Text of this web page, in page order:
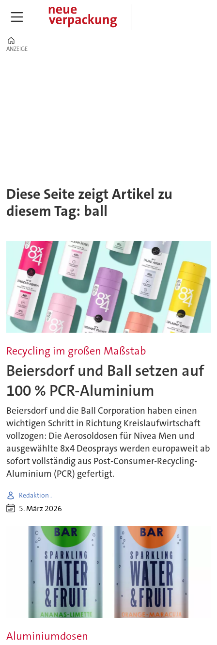
ANZEIGE
ANZEIGE
Diese Seite zeigt Artikel zu
diesem Tag: ball
Recycling im großen Maßstab
Beiersdorf und Ball setzen auf
100 % PCR-Aluminium
Beiersdorf und die Ball Corporation haben einen
wichtigen Schritt in Richtung Kreislaufwirtschaft
vollzogen: Die Aerosoldosen für Nivea Men und
ausgewählte 8x4 Deosprays werden europaweit ab
sofort vollständig aus Post-Consumer-Recycling-
Aluminium (PCR) gefertigt.
Redaktion .
5. März 2026
Aluminiumdosen